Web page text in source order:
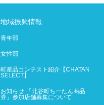
地域振興情報
青年部
女性部
町産品コンテスト紹介【CHATAN
SELECT】
お知らせ 「北谷町ちーたん商品
券」参加店舗募集について